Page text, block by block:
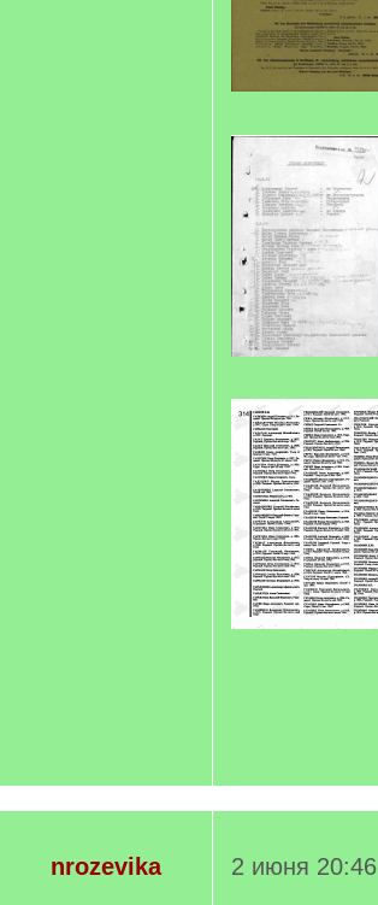
nrozevika
2 июня 20:46